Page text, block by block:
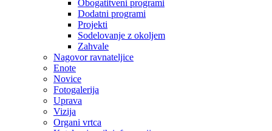
Obogatitveni programi
Dodatni programi
Projekti
Sodelovanje z okoljem
Zahvale
Nagovor ravnateljice
Enote
Novice
Fotogalerija
Uprava
Vizija
Organi vrtca